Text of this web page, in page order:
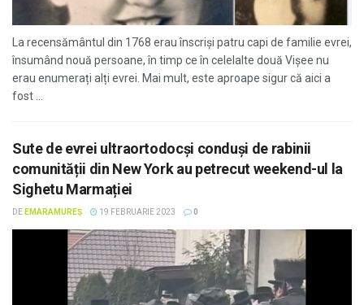
La recensământul din 1768 erau înscriși patru capi de familie evrei,
însumând nouă persoane, în timp ce în celelalte două Vișee nu
erau enumerați alți evrei. Mai mult, este aproape sigur că aici a
fost ...
Sute de evrei ultraortodocși conduși de rabinii
comunității din New York au petrecut weekend-ul la
Sighetu Marmației
DE EMARAMUREȘ 19 FEBRUARIE 2023 0